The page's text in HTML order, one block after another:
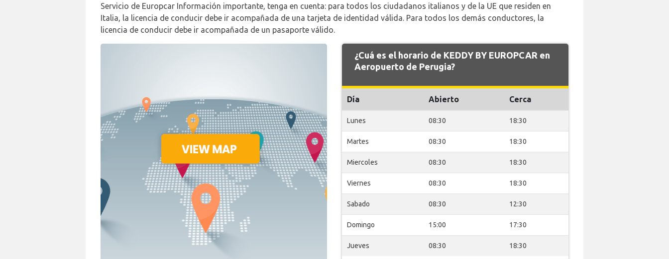
Servicio de Europcar Información importante, tenga en cuenta: para todos los ciudadanos italianos y de la UE que residen en
Italia, la licencia de conducir debe ir acompañada de una tarjeta de identidad válida. Para todos los demás conductores, la
licencia de conducir debe ir acompañada de un pasaporte válido.
¿Cuá es el horario de KEDDY BY EUROPCAR en
Aeropuerto de Perugia?
Día Abierto Cerca
Lunes 08:30 18:30
Martes 08:30 18:30
Miercoles 08:30 18:30
Viernes 08:30 18:30
Sabado 08:30 12:30
Domingo 15:00 17:30
Jueves 08:30 18:30